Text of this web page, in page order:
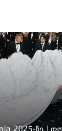
2025-ზე |